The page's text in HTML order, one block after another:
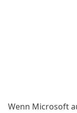
Wenn Microsoft